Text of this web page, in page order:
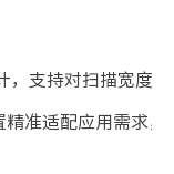
，支持对扫描宽度
准适配应用需求，